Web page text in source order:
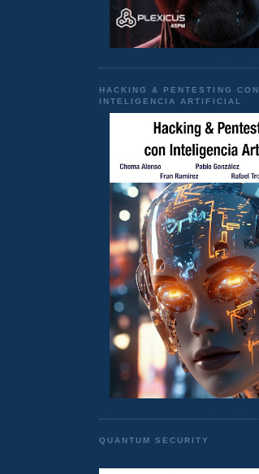
HACKING & PENTESTING CON
INTELIGENCIA ARTIFICIAL
QUANTUM SECURITY